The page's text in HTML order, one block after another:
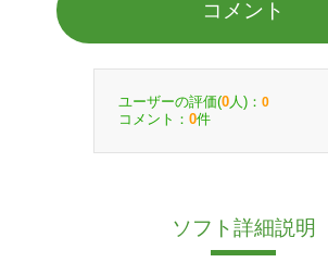
コメント
ユーザーの評価(0 人)： 0
コメント： 0件
ソフト詳細説明